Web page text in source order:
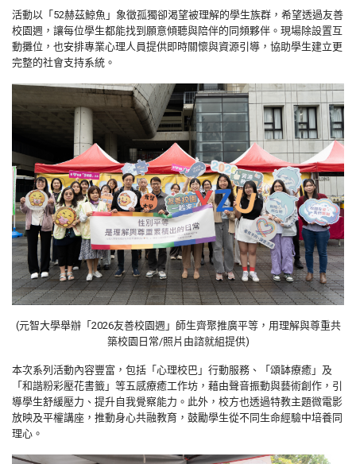
活動以「 52赫茲鯨魚」象徵孤獨卻渴望被理解的學生族群，希望透過友善
校園週，讓每位學生都能找到願意傾聽與陪伴的同頻夥伴。現場除設置互
動攤位，也安排專業心理人員提供即時關懷與資源引導，協助學生建立更
完整的社會支持系統。
(元智大學舉辦「2026友善校園週」師生齊聚推廣平等，用理解與尊重共
築校園日常/照片由諮就組提供)
本次系列活動內容豐富，包括「心理校巴」行動服務、「頌缽療癒」及
「和諧粉彩壓花書籤」等五感療癒工作坊，藉由聲音振動與藝術創作，引
導學生舒緩壓力、提升自我覺察能力。此外，校方也透過特教主題微電影
放映及平權講座，推動身心共融教育，鼓勵學生從不同生命經驗中培養同
理心。